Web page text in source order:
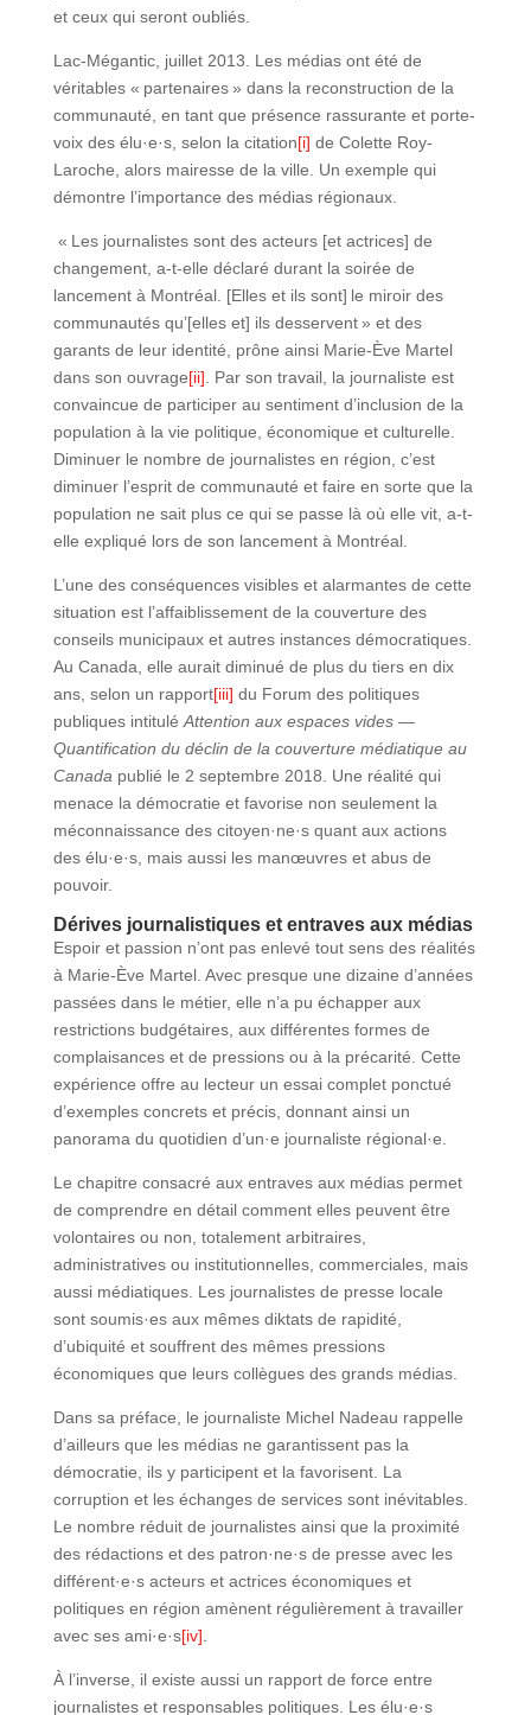
et ceux qui seront oubliés.
Lac-Mégantic, juillet 2013. Les médias ont été de
véritables « partenaires » dans la reconstruction de la
communauté, en tant que présence rassurante et porte-
voix des élu·e·s, selon la citation[i] de Colette Roy-
Laroche, alors mairesse de la ville. Un exemple qui
démontre l’importance des médias régionaux.
« Les journalistes sont des acteurs [et actrices] de
changement, a-t-elle déclaré durant la soirée de
lancement à Montréal. [Elles et ils sont] le miroir des
communautés qu’[elles et] ils desservent » et des
garants de leur identité, prône ainsi Marie-Ève Martel
dans son ouvrage[ii] . Par son travail, la journaliste est
convaincue de participer au sentiment d’inclusion de la
population à la vie politique, économique et culturelle.
Diminuer le nombre de journalistes en région, c’est
diminuer l’esprit de communauté et faire en sorte que la
population ne sait plus ce qui se passe là où elle vit, a-t-
elle expliqué lors de son lancement à Montréal.
L’une des conséquences visibles et alarmantes de cette
situation est l’affaiblissement de la couverture des
conseils municipaux et autres instances démocratiques.
Au Canada, elle aurait diminué de plus du tiers en dix
ans, selon un rapport[iii] du Forum des politiques
publiques intitulé Attention aux espaces vides —
Quantification du déclin de la couverture médiatique au
Canada publié le 2 septembre 2018. Une réalité qui
menace la démocratie et favorise non seulement la
méconnaissance des citoyen·ne·s quant aux actions
des élu·e·s, mais aussi les manœuvres et abus de
pouvoir.
Dérives journalistiques et entraves aux médias
Espoir et passion n’ont pas enlevé tout sens des réalités
à Marie-Ève Martel. Avec presque une dizaine d’années
passées dans le métier, elle n’a pu échapper aux
restrictions budgétaires, aux différentes formes de
complaisances et de pressions ou à la précarité. Cette
expérience offre au lecteur un essai complet ponctué
d’exemples concrets et précis, donnant ainsi un
panorama du quotidien d’un·e journaliste régional·e.
Le chapitre consacré aux entraves aux médias permet
de comprendre en détail comment elles peuvent être
volontaires ou non, totalement arbitraires,
administratives ou institutionnelles, commerciales, mais
aussi médiatiques. Les journalistes de presse locale
sont soumis·es aux mêmes diktats de rapidité,
d’ubiquité et souffrent des mêmes pressions
économiques que leurs collègues des grands médias.
Dans sa préface, le journaliste Michel Nadeau rappelle
d’ailleurs que les médias ne garantissent pas la
démocratie, ils y participent et la favorisent. La
corruption et les échanges de services sont inévitables.
Le nombre réduit de journalistes ainsi que la proximité
des rédactions et des patron·ne·s de presse avec les
différent·e·s acteurs et actrices économiques et
politiques en région amènent régulièrement à travailler
avec ses ami·e·s[iv]
À l’inverse, il existe aussi un rapport de force entre
journalistes et responsables politiques. Les élu·e·s